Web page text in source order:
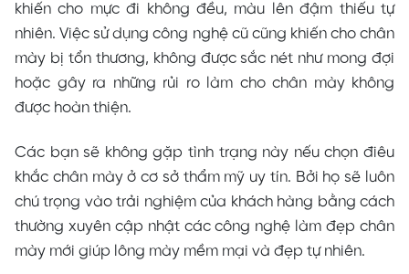
khiến cho mực đi không đều, màu lên đậm thiếu tự
nhiên. Việc sử dụng công nghệ cũ cũng khiến cho chân
mày bị tổn thương, không được sắc nét như mong đợi
hoặc gây ra những rủi ro làm cho chân mày không
được hoàn thiện.
Các bạn sẽ không gặp tình trạng này nếu chọn điêu
khắc chân mày ở cơ sở thẩm mỹ uy tín. Bởi họ sẽ luôn
chú trọng vào trải nghiệm của khách hàng bằng cách
thường xuyên cập nhật các công nghệ làm đẹp chân
mày mới giúp lông mày mềm mại và đẹp tự nhiên.